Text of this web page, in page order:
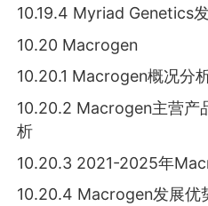
10.19.4 Myriad Genetics
10.20 Macrogen
10.20.1 Macrogen概况分
10.20.2 Macrogen主营产
析
10.20.3 2021-2025年
10.20.4 Macrogen发展优